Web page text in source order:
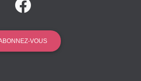
VOUS